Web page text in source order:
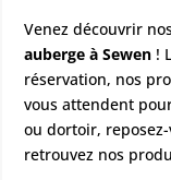
Venez découvrir
auberge à Sewen !
réservation, nos
vous attendent
ou dortoir,
retrouvez nos